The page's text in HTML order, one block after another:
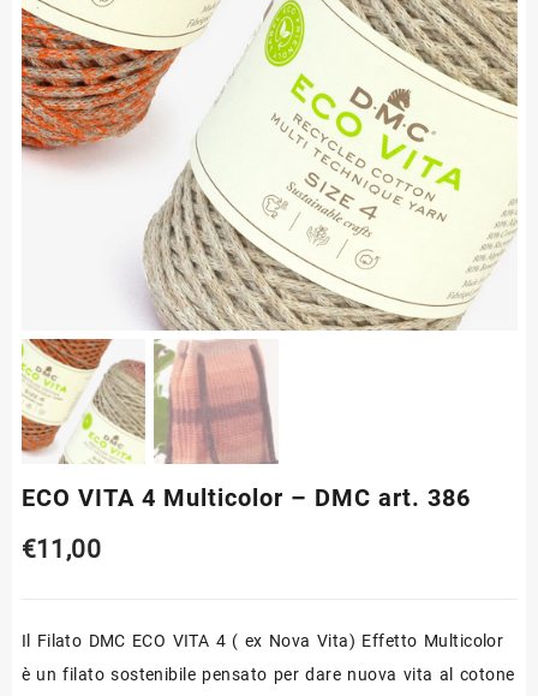
ECO VITA 4 Multicolor – DMC art. 386
€11,00
Il Filato DMC ECO VITA 4 ( ex Nova Vita) Effetto Multicolor
è un filato sostenibile pensato per dare nuova vita al cotone